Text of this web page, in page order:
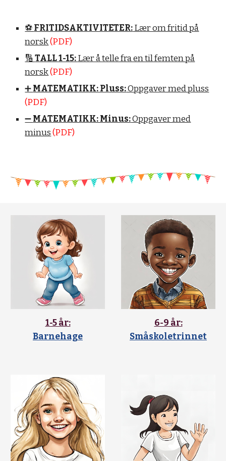
⚽️FRITIDSAKTIVITETER:Lær om fritid på
norsk(PDF)
🔢TALL 1-15:Lær å telle fra en til femten på
norsk(PDF)
➕MATEMATIKK: Pluss:Oppgaver med pluss
(PDF)
➖MATEMATIKK: Minus:Oppgaver med
minus (PDF)
1-5 år:
Barnehage
6-9 år:
Småskoletrinnet